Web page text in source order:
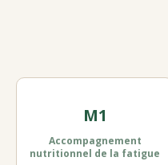
M1
Accompagnement
nutritionnel de la fatigue